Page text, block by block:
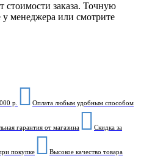
стоимости заказа. Точную
у менеджера или смотрите
р. Оплата любым удобным способом
гарантия от магазина Скидка за
покупке Высокое качество товара